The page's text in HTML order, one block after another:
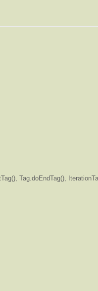
Tag.doEndTag(),